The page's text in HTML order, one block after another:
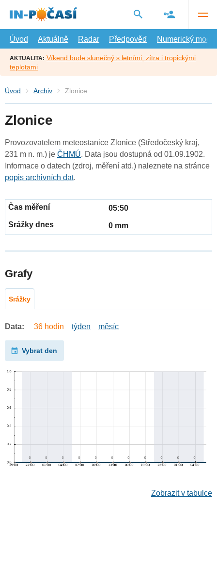
hlavní
Úvod
Aktuálně Radar Předpověď Numerický model
AKTUALITA: Víkend bude slunečný s letními, zítra i tropickými
teplotami
Úvod Archiv Zlonice
Zlonice
Provozovatelem meteostanice Zlonice (Středočeský kraj,
231 m n. m.) je ČHMÚ. Data jsou dostupná od 01.09.1902.
Informace o datech (zdroj, měření atd.) naleznete na stránce
popis archivních dat.
05:50
0 mm
Grafy
Srážky
Data: 36 hodin týden měsíc
Vybrat den
Zobrazit v tabulce